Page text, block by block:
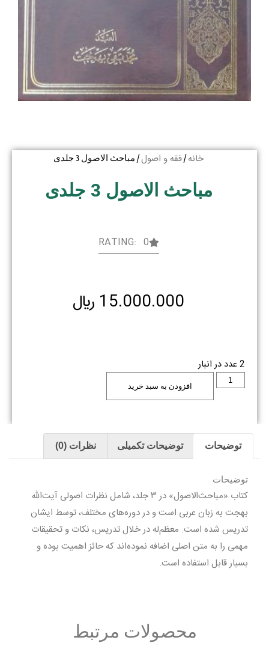
خانه/ فقه و اصول/ مباحث الاصول 3 جلدی
مباحث الاصول 3 جلدی
RATING: 0
15.000.000 ﷼
2 عدد در انبار
افزودن به سبد خرید
توضیحات توضیحات تکمیلی نظرات (0)
توضیحات
کتاب «مباحث‌الاصول» در ۳ جلد، شامل نظرات اصولی آیت‌الله
بهجت به زبان عربی است و در دوره‌های مختلف، توسط ایشان
تدریس شده است. معظم‌له در خلال تدریس، نکات و تحقیقات
مهمی را به متن اصلی اضافه نموده‌اند که حائز اهمیت بوده و
بسیار قابل استفاده است.
محصولات مرتبط